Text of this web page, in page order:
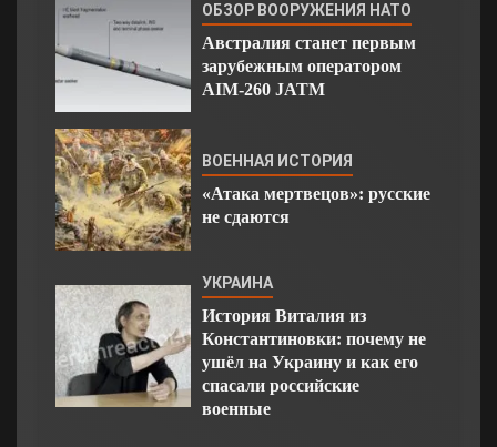
ОБЗОР ВООРУЖЕНИЯ НАТО
Австралия станет первым
зарубежным оператором
AIM-260 JATM
ВОЕННАЯ ИСТОРИЯ
«Атака мертвецов»: русские
не сдаются
УКРАИНА
История Виталия из
Константиновки: почему не
ушёл на Украину и как его
спасали российские
военные